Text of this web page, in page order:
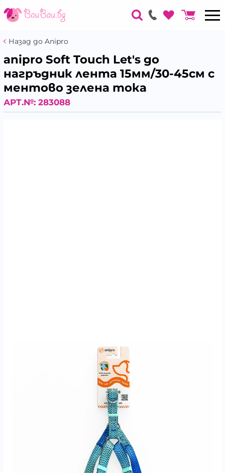
Назад до Anipro
аnipro Soft Touch Let's go
нагръдник лента 15мм/30-45см с
ментово зелена тока
АРТ.№: 283088